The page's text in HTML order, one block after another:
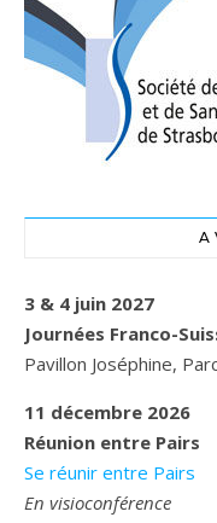
A
3 & 4 juin 2027
Journées Franco-
Pavillon Joséphine,
11 décembre 2026
Réunion entre Pairs
Se réunir entre Pairs
En visioconférence